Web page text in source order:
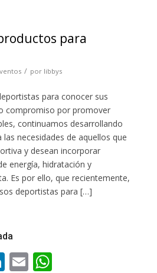
para
/ por libbys
para conocer sus
compromiso por promover
continuamos desarrollando
necesidades de aquellos que
y desean incorporar
energía, hidratación y
Es por ello, que recientemente,
deportistas para […]